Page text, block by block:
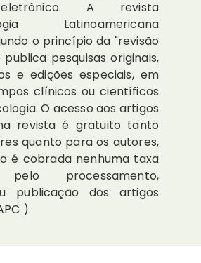
A revista
Latinoamericana
o princípio da "revisão
pesquisas originais,
e edições especiais, em
clínicos ou científicos
O acesso aos artigos
revista é gratuito tanto
quanto para os autores,
é cobrada nenhuma taxa
pelo processamento,
publicação dos artigos
).